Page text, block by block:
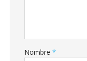
Nombre *